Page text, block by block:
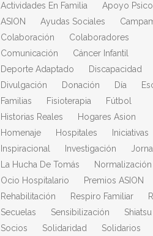
Actividades En Familia
Apoyo
ASION
Ayudas Sociales
Colaboración
Colaboradores
Comunicación
Cáncer Infantil
Deporte Adaptado
Discapacidad
Divulgación
Donación Día
Familias
Fisioterapia
Fútbol
Historias Reales
Hogares Asion
Homenaje
Hospitales
Iniciativas
Inspiracional
Investigación
La Hucha De Tomás
Normalización
Ocio Hospitalario
Premios ASION
Rehabilitación
Respiro Familiar
Secuelas
Sensibilización
Shiatsu
Socios
Solidaridad
Solidarios